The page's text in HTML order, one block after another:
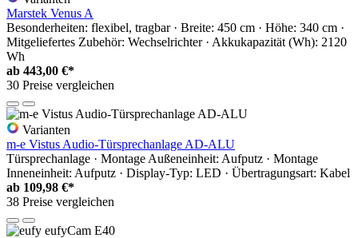
Marstek Venus A
Besonderheiten: flexibel, tragbar · Breite: 450 cm · Höhe: 340 cm ·
Mitgeliefertes Zubehör: Wechselrichter · Akkukapazität (Wh): 2120
Wh
ab 443,00 €*
30 Preise vergleichen
Varianten
m-e Vistus Audio-Türsprechanlage AD-ALU
Türsprechanlage · Montage Außeneinheit: Aufputz · Montage
Inneneinheit: Aufputz · Display-Typ: LED · Übertragungsart: Kabel
ab 109,98 €*
38 Preise vergleichen